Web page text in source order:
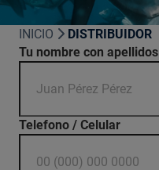
INICIO
DISTRIBUIDOR
Tu nombre con apellidos
Telefono / Celular